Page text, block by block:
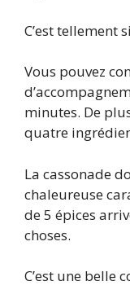
C’est tellement
Vous pouvez
minutes. De
quatre
La cassonade
chaleureuse
de 5 épices
choses.
C’est une belle